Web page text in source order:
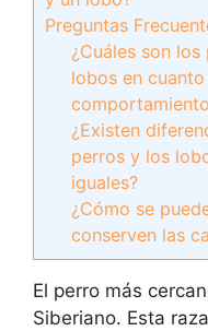
Preguntas
¿Cuáles son
lobos en
¿Existen
perros y los
iguales?
¿Cómo se
conserven las
El perro más
Siberiano. Esta